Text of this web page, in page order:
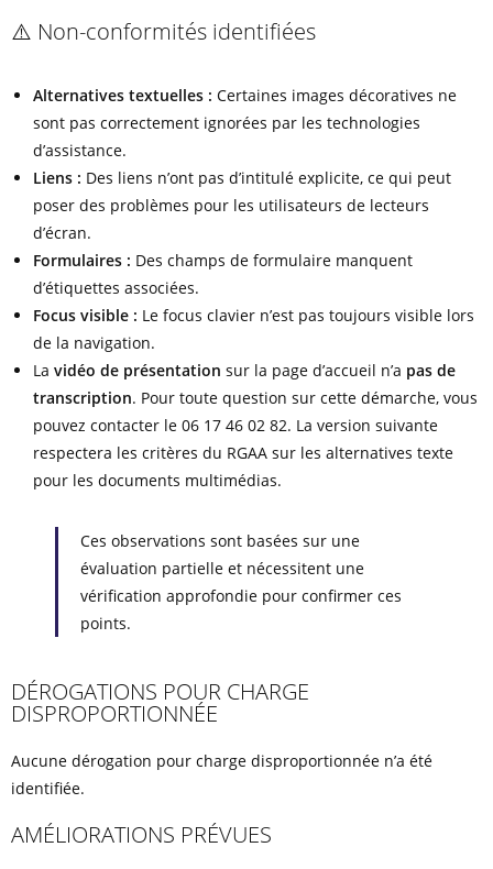
⚠️ Non-conformités identifiées
Alternatives textuelles : Certaines images décoratives ne
sont pas correctement ignorées par les technologies
d’assistance.
Liens : Des liens n’ont pas d’intitulé explicite, ce qui peut
poser des problèmes pour les utilisateurs de lecteurs
d’écran.
Formulaires : Des champs de formulaire manquent
d’étiquettes associées.
Focus visible : Le focus clavier n’est pas toujours visible lors
de la navigation.
La vidéo de présentation sur la page d’accueil n’a pas de
transcription. Pour toute question sur cette démarche, vous
pouvez contacter le 06 17 46 02 82. La version suivante
respectera les critères du RGAA sur les alternatives texte
pour les documents multimédias.
Ces observations sont basées sur une
évaluation partielle et nécessitent une
vérification approfondie pour confirmer ces
points.
DÉROGATIONS POUR CHARGE
DISPROPORTIONNÉE
Aucune dérogation pour charge disproportionnée n’a été
identifiée.
AMÉLIORATIONS PRÉVUES